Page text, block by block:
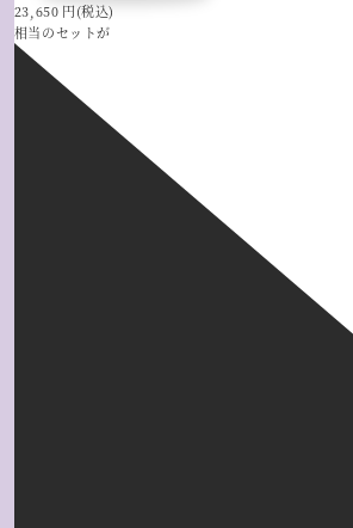
23,650 円(税込)
相当のセットが